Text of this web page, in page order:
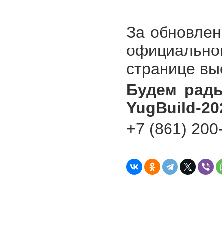
За
странице
Будем
YugBuild-
+7 (861)